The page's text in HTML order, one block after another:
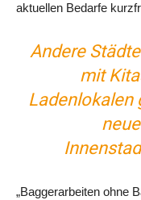
aktuellen Bedarfe
Andere
mit
Ladenlokalen
„Baggerarbeiten ohne